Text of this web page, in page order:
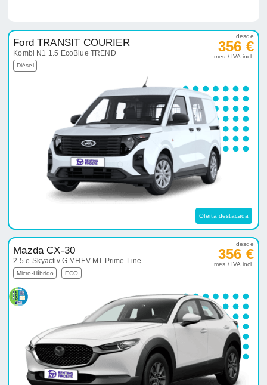
Ford TRANSIT COURIER
Kombi N1 1.5 EcoBlue TREND
Diésel
desde
356 €
mes / IVA incl.
Oferta destacada
Mazda CX-30
2.5 e-Skyactiv G MHEV MT Prime-Line
Micro-Híbrido ECO
desde
356 €
mes / IVA incl.